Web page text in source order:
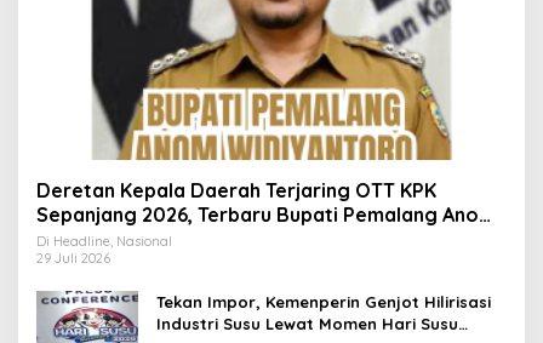
Deretan Kepala Daerah Terjaring OTT KPK
Sepanjang 2026, Terbaru Bupati Pemalang Anom
Widiyantoro
Di Headline, Nasional
29 Juli 2026
Tekan Impor, Kemenperin Genjot Hilirisasi
Industri Susu Lewat Momen Hari Susu